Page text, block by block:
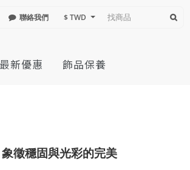
聯絡我們 $ TWD
最新優惠 飾品保養
徵穩固與光彩的完美